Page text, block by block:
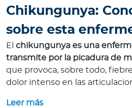
Chikungunya:
sobre esta
El chikungunya es una
transmite por la picadura de
que provoca, sobre todo,
dolor intenso en las
Leer más